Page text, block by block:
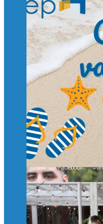
Voir sur Facebook ·
🙏 Soutenez l’Isep
et contribuons
d’ingénieurs de
Merci à tous !
🎯 Taxe
un numérique au
À l’Isep, nous
Mastères
valeurs humaines,
...Voir plus
il y a 2 mois
Voir sur Facebook ·
🚀Afterwork à